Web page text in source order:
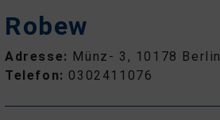
Robew
Adresse: Münz- 3, 10178 Berlin
Telefon: 0302411076